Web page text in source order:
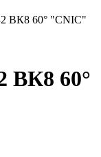
ВК8 60° "CNIC"
ВК8 60°